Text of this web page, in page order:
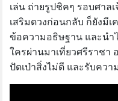
เล่น ถ่ายรูปชิคๆ รอบศาล
เสริมดวงก่อนกลับ ก็ยังมีเ
ข้อความอธิษฐาน และนำ
ใครผ่านมาเที่ยวศรีราชา
ปัดเป่าสิ่งไม่ดี และรับควา